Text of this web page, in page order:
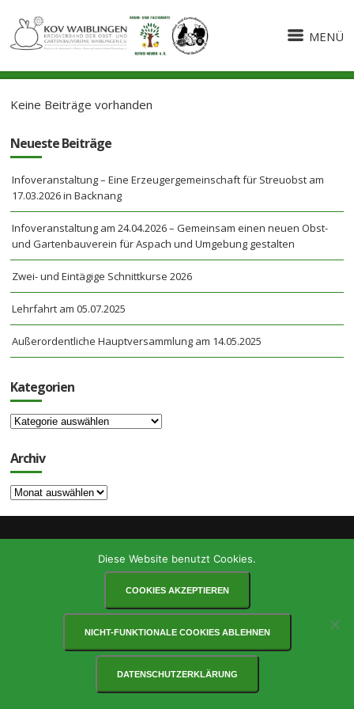
MENÜ
Keine Beiträge vorhanden
Neueste Beiträge
Infoveranstaltung – Eine Erzeugergemeinschaft für Streuobst am
17.03.2026 in Backnang
Infoveranstaltung am 24.04.2026 – Gemeinsam einen neuen Obst-
und Gartenbauverein für Aspach und Umgebung gestalten
Zwei- und Eintägige Schnittkurse 2026
Lehrfahrt am 05.07.2025
Außerordentliche Hauptversammlung am 14.05.2025
Kategorien
Kategorien
Archiv
Archiv
VEREINSSATZUNG
IMPRESSUM DATENSCHUTZ
DOWNLOADS
Diese Website benutzt Cookies.
COOKIES AKZEPTIEREN
NICHT-FUNKTIONALE COOKIES ABLEHNEN
DATENSCHUTZERKLÄRUNG